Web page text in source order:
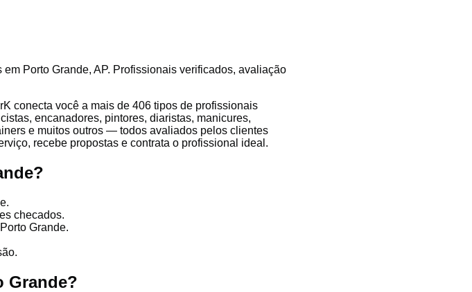
Porto Grande, AP. Profissionais verificados, avaliação
conecta você a mais de 406 tipos de profissionais
encanadores, pintores, diaristas, manicures,
e muitos outros — todos avaliados pelos clientes
recebe propostas e contrata o profissional ideal.
checados.
Grande.
Grande?